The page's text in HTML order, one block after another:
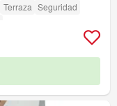
Terraza Seguridad